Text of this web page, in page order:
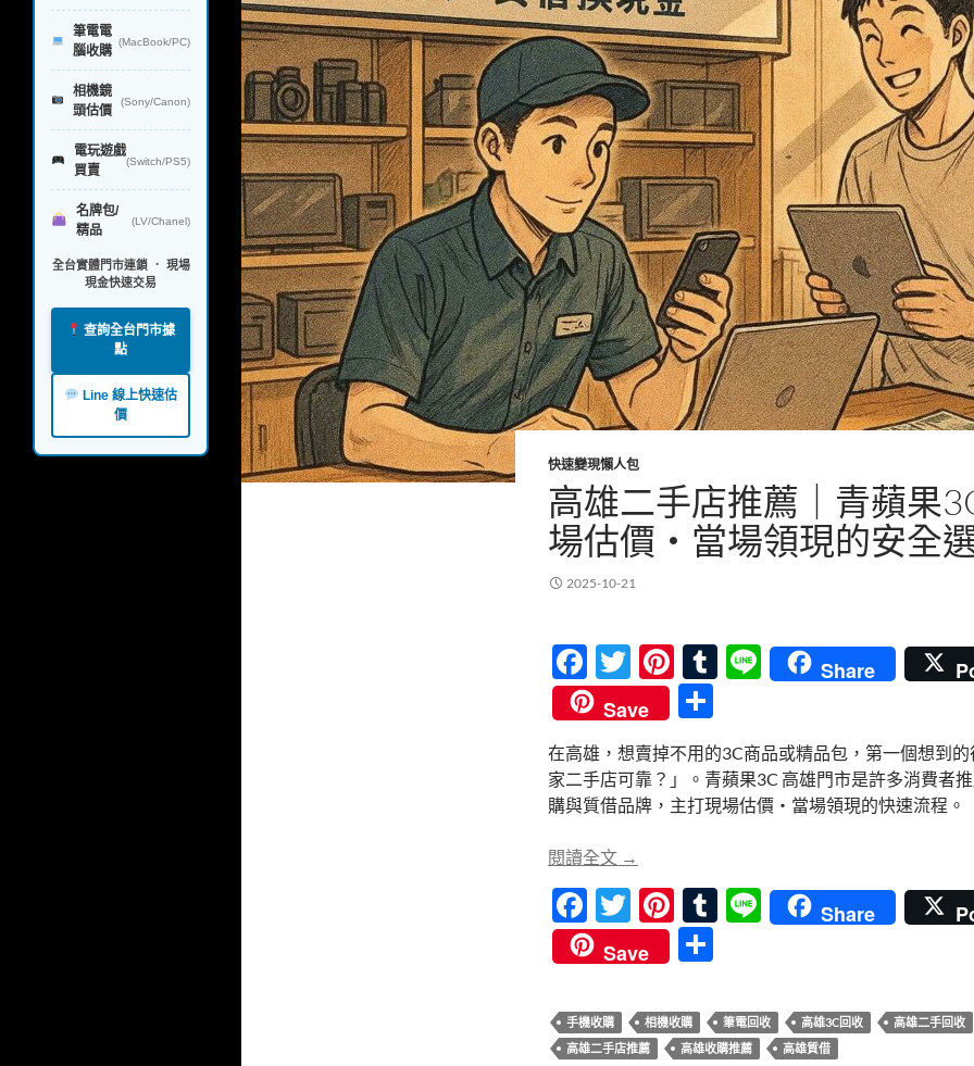
快速變現懶人包
高雄二手店推薦｜青蘋果
場估價・當場領現的安全
2025-10-21
F
ac
e
b
o
k
T
w
itt
er
Pi
nt
er
es
t
T
bl
r
Li
n
Share
Save
享
在高雄，想賣掉不用的3C商品或精品包，第一個想到
家二手店可靠？」。青蘋果3C 高雄門市是許多消費者
購與質借品牌，主打現場估價・當場領現的快速流程。
閱讀全文 高雄二手店推薦｜青蘋果3C 現場估價・當場
→
F
ac
e
b
o
T
w
itt
er
Pi
nt
er
es
t
T
bl
r
Li
n
Share
Save
手機收購 相機收購 筆電回收 高雄3C回收
高雄二手回收
高雄二手店推薦
高雄收購推薦 高雄質借
筆電電
腦收購
(MacBook/PC)
相機鏡
頭估價
(Sony/Canon)
電玩遊戲
買賣
(Switch/PS5)
名牌包/
精品
(LV/Chanel)
全台實體門市連鎖 ． 現場
現金快速交易
查詢全台門市據
點
Line 線上快速估
價